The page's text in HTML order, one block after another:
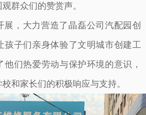
群众们的赞赏声。
展，大力营造了晶磊公司汽配园创
孩子们亲身体验了文明城市创建工
他们热爱劳动与保护环境的意识，
和家长们的积极响应与支持。